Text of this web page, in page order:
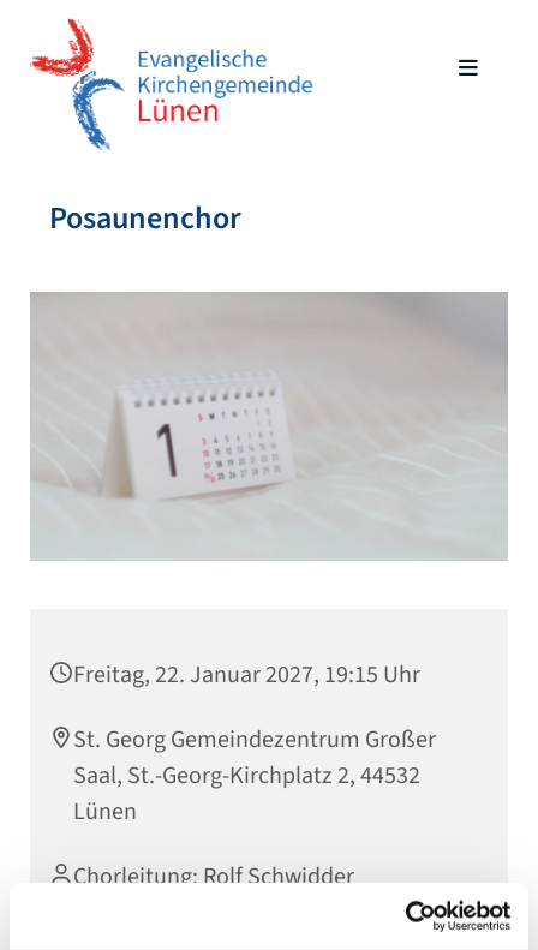
Posaunenchor
Freitag, 22. Januar 2027, 19:15 Uhr
St. Georg Gemeindezentrum Großer
Saal, St.-Georg-Kirchplatz 2, 44532
Lünen
Chorleitung: Rolf Schwidder